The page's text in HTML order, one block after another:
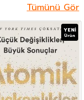
Tümünü Gör
YENI
Ürün